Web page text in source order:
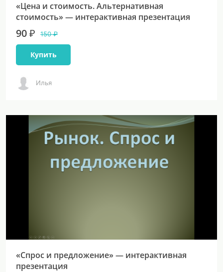
«Цена и стоимость. Альтернативная
стоимость» — интерактивная презентация
90 ₽ 150 ₽
Купить
Илья
«Спрос и предложение» — интерактивная
презентация